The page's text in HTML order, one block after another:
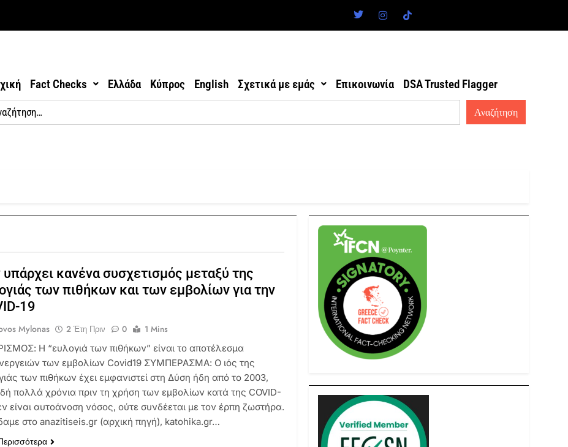
Fact Checks Ελλάδα Κύπρος English Σχετικά με εμάς Επικοινωνία DSA Trusted Flagger
κανένα συσχετισμός μεταξύ της
των πιθήκων και των εμβολίων για την
19
Mylonas 2 Έτη Πριν 0
1 Mins
Η “ευλογιά των πιθήκων” είναι το αποτέλεσμα
των εμβολίων Covid19 ΣΥΜΠΕΡΑΣΜΑ: Ο ιός της
των πιθήκων έχει εμφανιστεί στη Δύση ήδη από το 2003,
πολλά χρόνια πριν τη χρήση των εμβολίων κατά της COVID-
είναι αυτοάνοση νόσος, ούτε συνδέεται με τον έρπη ζωστήρα.
στο anazitiseis.gr (αρχική πηγή), katohika.gr…